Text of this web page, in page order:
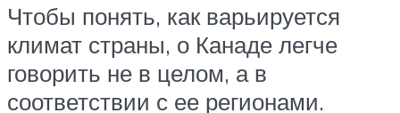
Чтобы понять, как варьируется
климат страны, о Канаде легче
говорить не в целом, а в
соответствии с ее регионами.